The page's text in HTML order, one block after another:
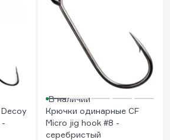
-
В наличии
Крючки одинарные CF
Micro jig hook #8 -
серебристый